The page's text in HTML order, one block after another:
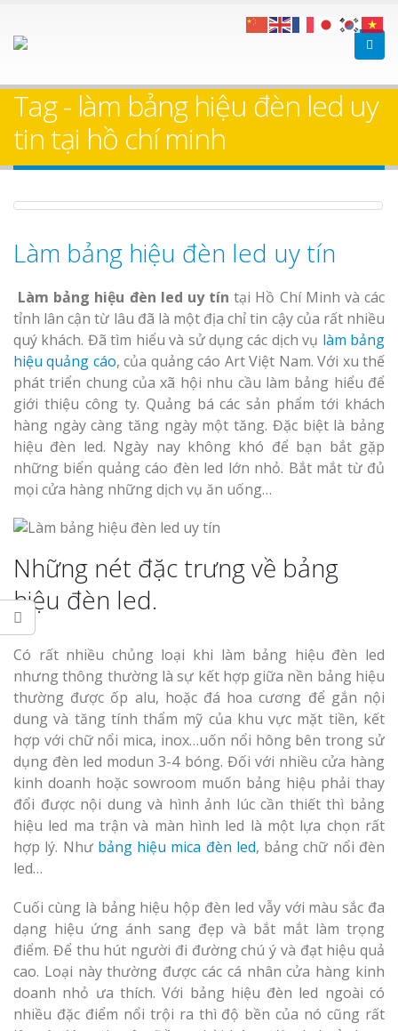
Tag - làm bảng hiệu đèn led uy
tin tại hồ chí minh
Làm bảng hiệu đèn led uy tín
Làm bảng hiệu đèn led uy tín tại Hồ Chí Minh và các
tỉnh lân cận từ lâu đã là một địa chỉ tin cậy của rất nhiều
quý khách. Đã tìm hiểu và sử dụng các dịch vụ làm bảng
hiệu quảng cáo, của quảng cáo Art Việt Nam. Với xu thế
phát triển chung của xã hội nhu cầu làm bảng hiểu để
giới thiệu công ty. Quảng bá các sản phẩm tới khách
hàng ngày càng tăng ngày một tăng. Đặc biệt là bảng
hiệu đèn led. Ngày nay không khó để bạn bắt gặp
những biển quảng cáo đèn led lớn nhỏ. Bắt mắt từ đủ
mọi cửa hàng những dịch vụ ăn uống…
Những nét đặc trưng về bảng
hiệu đèn led.
Có rất nhiều chủng loại khi làm bảng hiệu đèn led
nhưng thông thường là sự kết hợp giữa nền bảng hiệu
thường được ốp alu, hoặc đá hoa cương để gắn nội
dung và tăng tính thẩm mỹ của khu vực mặt tiền, kết
hợp với chữ nổi mica, inox…uốn nổi hông bên trong sử
dụng đèn led modun 3-4 bóng. Đối với nhiều cửa hàng
kinh doanh hoặc sowroom muốn bảng hiệu phải thay
đổi được nội dung và hình ảnh lúc cần thiết thì bảng
hiệu led ma trận và màn hình led là một lựa chọn rất
hợp lý. Như bảng hiệu mica đèn led, bảng chữ nổi đèn
led…
Cuối cùng là bảng hiệu hộp đèn led vẫy với màu sắc đa
dạng hiệu ứng ánh sang đẹp và bắt mắt làm trọng
điểm. Để thu hút người đi đường chú ý và đạt hiệu quả
cao. Loại này thường được các cá nhân cửa hàng kinh
doanh nhỏ ưa thích. Với bảng hiệu đèn led ngoài có
nhiều đặc điểm nổi trội ra thì độ bền của nó cũng rất
Bảng gỗ treo cửa
Làm bảng hiệu gỗ tại
Biên Hòa
Làm bảng hiệu gỗ tại
Nghệ An
Làm Biển
Làm bảng
Thuận An
Thi công
cáo Thuận
Dương
Thi công
Làm biển
Nghệ An giá
Nghệ An Nâng Tầm
Hiệu
Làm Biển
Rẻ Tại Vinh Giải Pháp
Quả